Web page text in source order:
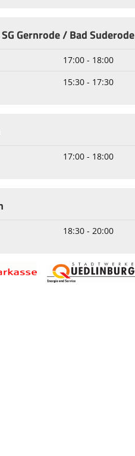
Gernrode / Bad Suderode
17:00 - 18:00
15:30 - 17:30
17:00 - 18:00
18:30 - 20:00